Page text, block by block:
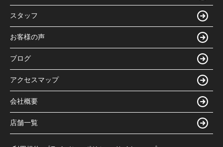
スタッフ
お客様の声
ブログ
アクセスマップ
会社概要
店舗一覧